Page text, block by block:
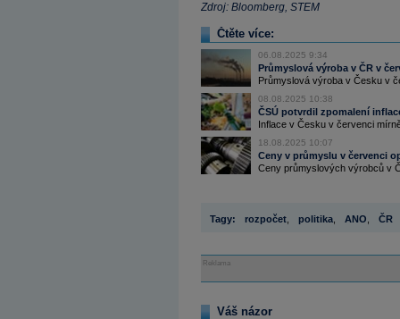
Zdroj: Bloomberg, STEM
Čtěte více:
06.08.2025 9:34
Průmyslová výroba v ČR v
Průmyslová výroba v Česku v
08.08.2025 10:38
ČSÚ potvrdil zpomalení
Inflace v Česku v červenci
18.08.2025 10:07
Ceny v průmyslu v červenci
Ceny průmyslových výrobců v
Tagy: rozpočet politika ANO ČR
Reklama
Váš názor